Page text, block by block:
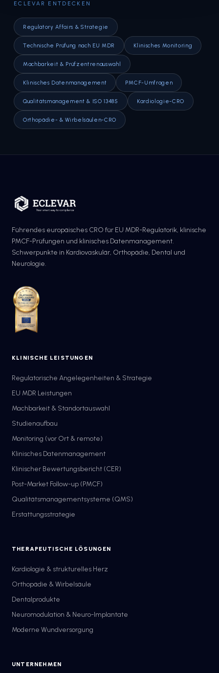
ECLEVAR ENTDECKEN
Regulatory Affairs & Strategie
Technische Prüfung nach EU MDR Klinisches Monitoring
Machbarkeit & Prüfzentrenauswahl
Klinisches Datenmanagement PMCF-Umfragen
Qualitätsmanagement & ISO 13485 Kardiologie-CRO
Orthopädie- & Wirbelsäulen-CRO
Führendes europäisches CRO für EU MDR-Regulatorik, klinische
PMCF-Prüfungen und klinisches Datenmanagement.
Schwerpunkte in Kardiovaskulär, Orthopädie, Dental und
Neurologie.
KLINISCHE LEISTUNGEN
Regulatorische Angelegenheiten & Strategie
EU MDR Leistungen
Machbarkeit & Standortauswahl
Studienaufbau
Monitoring (vor Ort & remote)
Klinisches Datenmanagement
Klinischer Bewertungsbericht (CER)
Post-Market Follow-up (PMCF)
Qualitätsmanagementsysteme (QMS)
Erstattungsstrategie
THERAPEUTISCHE LÖSUNGEN
Kardiologie & strukturelles Herz
Orthopädie & Wirbelsäule
Dentalprodukte
Neuromodulation & Neuro-Implantate
Moderne Wundversorgung
UNTERNEHMEN